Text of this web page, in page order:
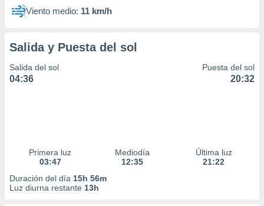
Viento medio: 11 km/h
Salida y Puesta del sol
Salida del sol
04:36
Puesta del sol
20:32
Primera luz
03:47
Mediodía
12:35
Última luz
21:22
Duración del día 15h 56m
Luz diurna restante 13h